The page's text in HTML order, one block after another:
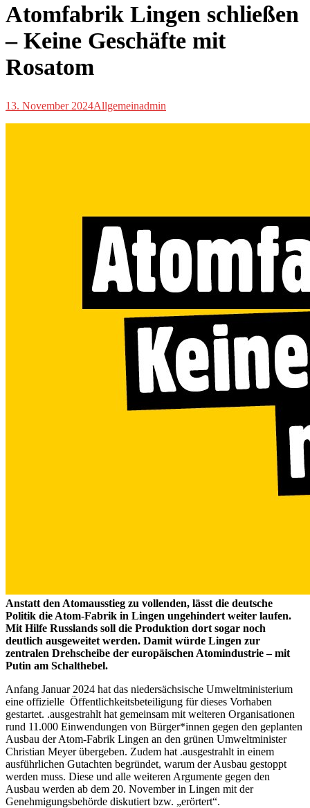
Atomfabrik Lingen schließen
– Keine Geschäfte mit
Rosatom
13. November 2024Allgemeinadmin
Anstatt den Atomausstieg zu vollenden, lässt die deutsche
Politik die Atom-Fabrik in Lingen ungehindert weiter laufen.
Mit Hilfe Russlands soll die Produktion dort sogar noch
deutlich ausgeweitet werden. Damit würde Lingen zur
zentralen Drehscheibe der europäischen Atomindustrie – mit
Putin am Schalthebel.
Anfang Januar 2024 hat das niedersächsische Umweltministerium
eine offizielle Öffentlichkeitsbeteiligung für dieses Vorhaben
gestartet. .ausgestrahlt hat gemeinsam mit weiteren Organisationen
rund 11.000 Einwendungen von Bürger*innen gegen den geplanten
Ausbau der Atom-Fabrik Lingen an den grünen Umweltminister
Christian Meyer übergeben. Zudem hat .ausgestrahlt in einem
ausführlichen Gutachten begründet, warum der Ausbau gestoppt
werden muss. Diese und alle weiteren Argumente gegen den
Ausbau werden ab dem 20. November in Lingen mit der
Genehmigungsbehörde diskutiert bzw. „erörtert“.